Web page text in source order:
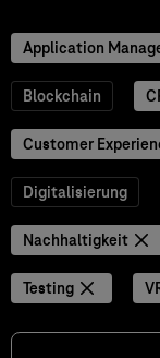
Application
Blockchain
Customer
Digitalisierung
Nachhaltigkeit
Testing